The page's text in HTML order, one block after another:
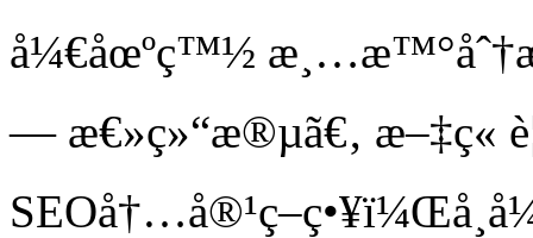
å¼€åœºç™½ æ¸…æ™°åˆ†æ®µ
— æ€»ç»“æ®µã€‚ æ–‡ç«